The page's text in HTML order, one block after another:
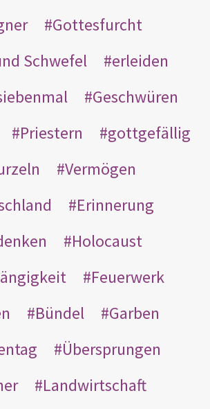
Gottesfurcht
Schwefel
erleiden
Geschwüren
Priestern
gottgefällig
Vermögen
Erinnerung
Holocaust
Feuerwerk
Bündel
Garben
Übersprungen
Landwirtschaft